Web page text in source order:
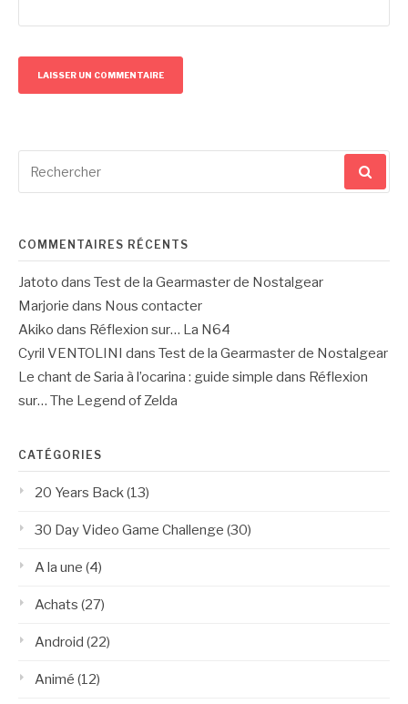
pour
COMMENTAIRES RÉCENTS
Jatoto dans Test de la Gearmaster de Nostalgear
Marjorie dans Nous contacter
Akiko dans Réflexion sur… La N64
Cyril VENTOLINI
dans Test de la Gearmaster de Nostalgear
Le chant de Saria à l’ocarina : guide simple dans Réflexion
sur… The Legend of Zelda
CATÉGORIES
20 Years Back(13)
30 Day Video Game Challenge (30)
A la une (4)
Achats (27)
Android (22)
Animé (12)